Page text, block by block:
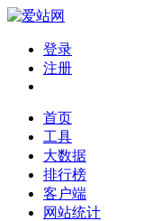
登录
注册
首页
工具
大数据
排行榜
客户端
网站统计